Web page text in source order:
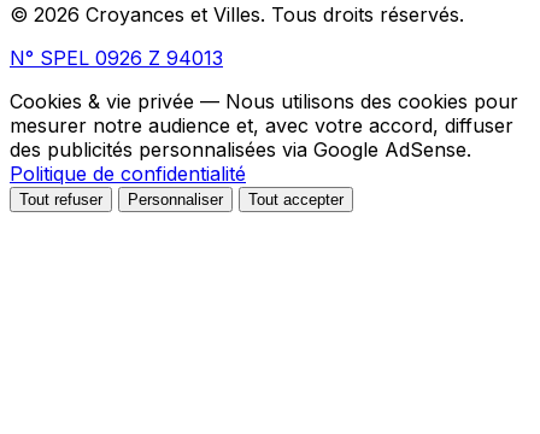
© 2026 Croyances et Villes. Tous droits réservés.
N° SPEL 0926 Z 94013
Cookies & vie privée — Nous utilisons des cookies pour
mesurer notre audience et, avec votre accord, diffuser
des publicités personnalisées via Google AdSense.
Politique de confidentialité
Tout refuser Personnaliser Tout accepter